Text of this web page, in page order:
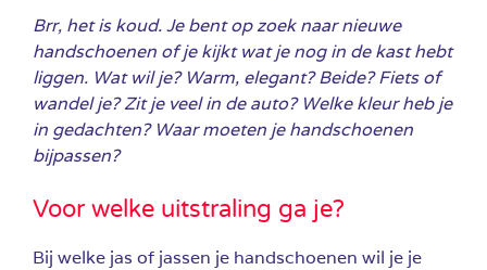
Brr, het is koud. Je bent op zoek naar nieuwe
handschoenen of je kijkt wat je nog in de kast hebt
liggen. Wat wil je? Warm, elegant? Beide? Fiets of
wandel je? Zit je veel in de auto? Welke kleur heb je
in gedachten? Waar moeten je handschoenen
bijpassen?
Voor welke uitstraling ga je?
Bij welke jas of jassen je handschoenen wil je je